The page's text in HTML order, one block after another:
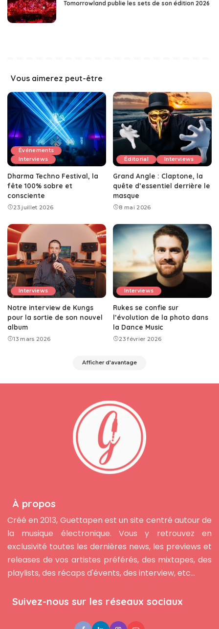
Tomorrowland publie les sets de son édition 2026
Vous aimerez peut-être
Événements
Interviews
Dharma Techno Festival, la
fête 100% sobre et
consciente
23 juillet 2026
Éditorial Interviews
Grand Angle : Claptone, la
quête d’essentiel derrière le
masque
8 mai 2026
Interviews
Notre interview de Kungs
pour la sortie de son nouvel
album
13 mars 2026
Interviews
Rukes se confie sur
l’évolution de la photo dans
la Dance Music
23 février 2026
Afficher d'avantage
À propos
Créé en 2013, Guettapen est un site centré autour de
la musique électronique. Vous y retrouvez en
exclusivité toutes les dernières news, les previews et
releases de vos artistes préférés, des mixtapes, des
playlists, des récaps d'évents, des interview, etc...
Suivez-nous sur les réseaux sociaux